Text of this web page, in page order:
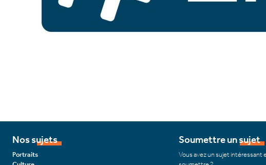
Nos sujets
Portraits
Soumettre un sujet
Vous avez un sujet intéressant